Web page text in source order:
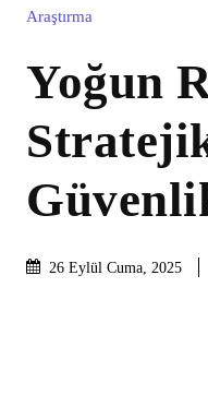
Araştırma
Yoğun
26 Eylül Cuma, 2025